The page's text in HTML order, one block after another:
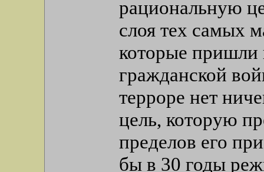
рациональную
слоя тех самых
которые пришли
гражданской
терроре нет
цель, которую
пределов его
бы в 30 годы